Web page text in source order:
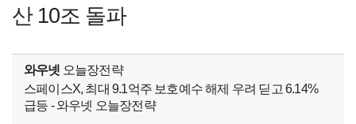
산 10조 돌파
와우넷 오늘장전략
스페이스X, 최대 9.1억주 보호예수 해제 우려 딛고 6.14%
급등 - 와우넷 오늘장전략